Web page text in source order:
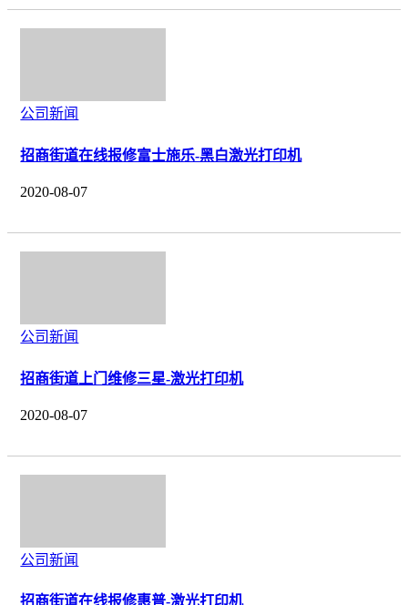
公司新闻
招商街道在线报修富士施乐-黑白激光打印机
2020-08-07
公司新闻
招商街道上门维修三星-激光打印机
2020-08-07
公司新闻
招商街道在线报修惠普-激光打印机